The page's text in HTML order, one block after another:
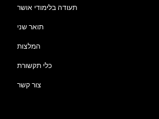
תעודה בלימודי אושר
תואר שני
המלצות
כלי תקשורת
צור קשר